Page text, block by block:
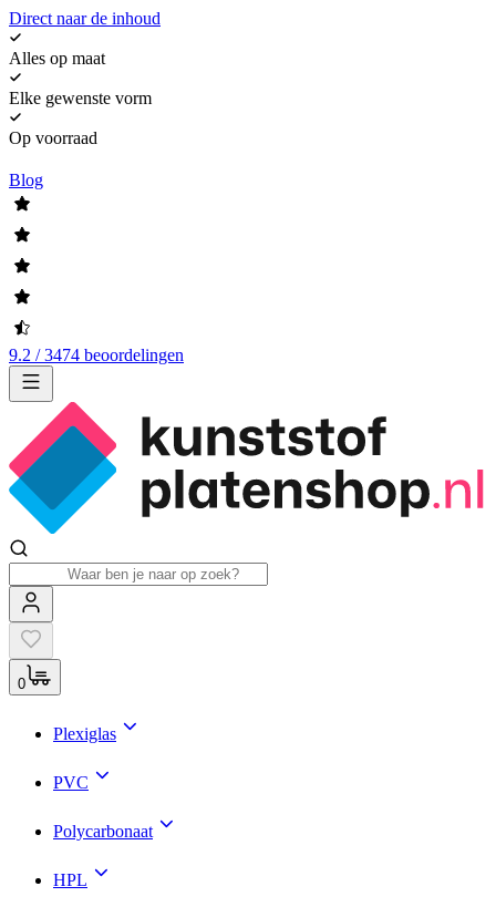
Direct naar de inhoud
Alles op maat
Elke gewenste vorm
Op voorraad
Blog
9.2 / 3474 beoordelingen
0
Plexiglas
PVC
Polycarbonaat
HPL